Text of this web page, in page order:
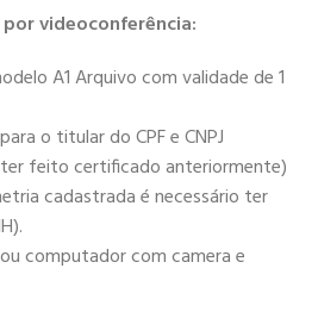
videoconferência:
A1 Arquivo com validade de 1
o titular do CPF e CNPJ
feito certificado anteriormente)
cadastrada é necessário ter
computador com camera e